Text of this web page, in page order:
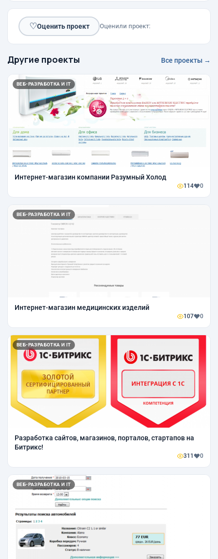
♡Оценить проект Оценили проект:
Другие проекты Все проекты →
ВЕБ-РАЗРАБОТКА И IT
Интернет-магазин компании Разумный Холод
114 0
ВЕБ-РАЗРАБОТКА И IT
Интернет-магазин медицинских изделий
107 0
ВЕБ-РАЗРАБОТКА И IT
Разработка сайтов, магазинов, порталов, стартапов на
Битрикс!
311 0
ВЕБ-РАЗРАБОТКА И IT